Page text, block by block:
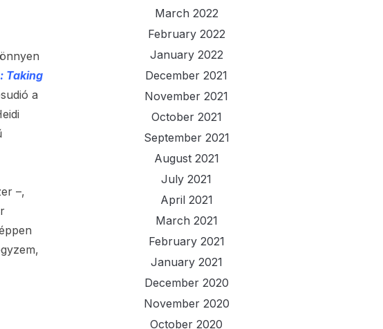
Taking
a
–,
March 2022
February 2022
January 2022
December 2021
November 2021
October 2021
September 2021
August 2021
July 2021
April 2021
March 2021
February 2021
January 2021
December 2020
November 2020
October 2020